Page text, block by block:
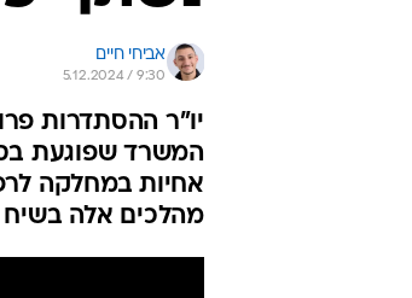
אביחי חיים
5.12.2024 / 9:30
יו"ר ההסתדרות
המשרד שפוגעת
אחיות במחלקה
מהלכים אלה בשיח